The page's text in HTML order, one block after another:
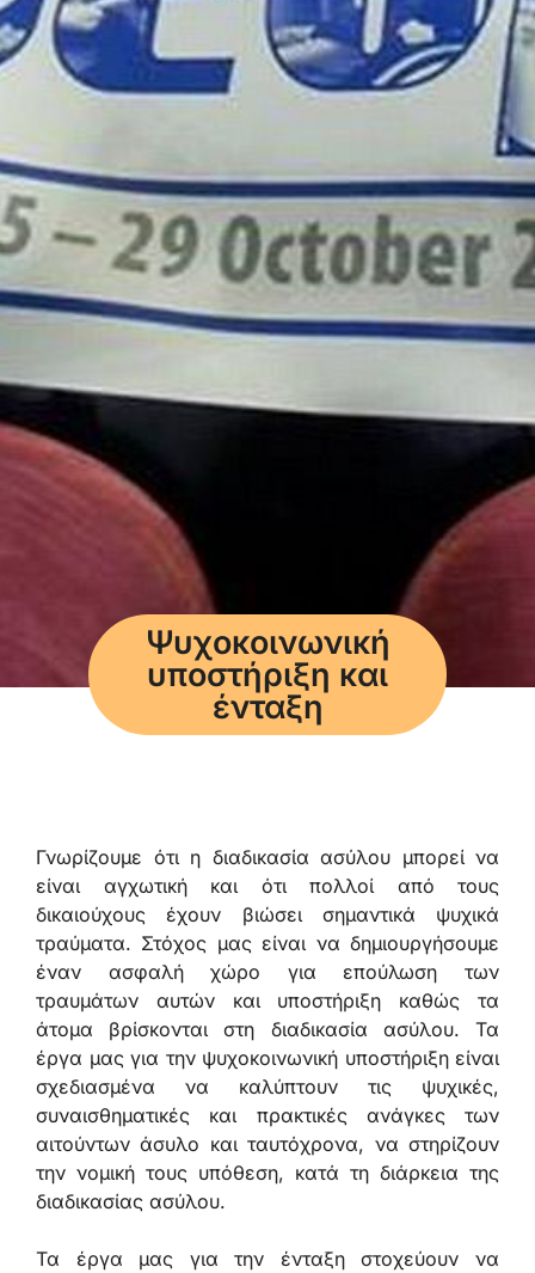
Ψυχοκοινωνική
υποστήριξη και
ένταξη
Γνωρίζουμε ότι η διαδικασία ασύλου μπορεί να
είναι αγχωτική και ότι πολλοί από τους
δικαιούχους έχουν βιώσει σημαντικά ψυχικά
τραύματα. Στόχος μας είναι να δημιουργήσουμε
έναν ασφαλή χώρο για επούλωση των
τραυμάτων αυτών και υποστήριξη καθώς τα
άτομα βρίσκονται στη διαδικασία ασύλου. Τα
έργα μας για την ψυχοκοινωνική υποστήριξη είναι
σχεδιασμένα να καλύπτουν τις ψυχικές,
συναισθηματικές και πρακτικές ανάγκες των
αιτούντων άσυλο και ταυτόχρονα, να στηρίζουν
την νομική τους υπόθεση, κατά τη διάρκεια της
διαδικασίας ασύλου.
Τα έργα μας για την ένταξη στοχεύουν να